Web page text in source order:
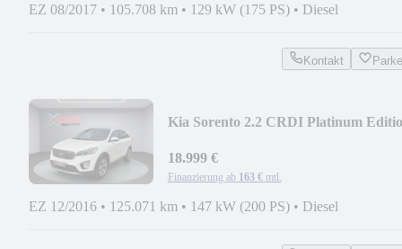
EZ 08/2017 • 105.708 km • 129 kW (175 PS) • Diesel
Kontakt
Kia Sorento 2.2 CRDI Platinum
18.999 €
Finanzierung ab 163 € mtl.
EZ 12/2016 • 125.071 km • 147 kW (200 PS) • Diesel